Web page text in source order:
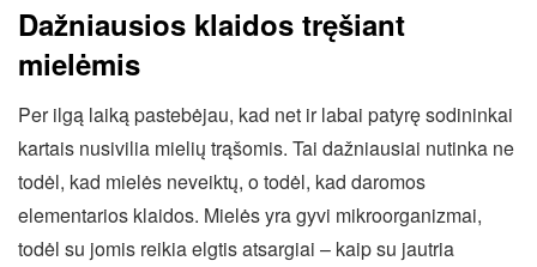
Dažniausios klaidos tręšiant
mielėmis
Per ilgą laiką pastebėjau, kad net ir labai patyrę sodininkai
kartais nusivilia mielių trąšomis. Tai dažniausiai nutinka ne
todėl, kad mielės neveiktų, o todėl, kad daromos
elementarios klaidos. Mielės yra gyvi mikroorganizmai,
todėl su jomis reikia elgtis atsargiai – kaip su jautria